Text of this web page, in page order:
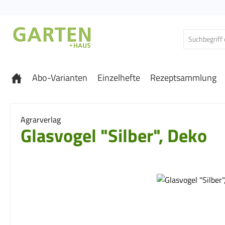
Abo-Varianten Einzelhefte Rezeptsammlung
Agrarverlag
Glasvogel "Silber", Deko